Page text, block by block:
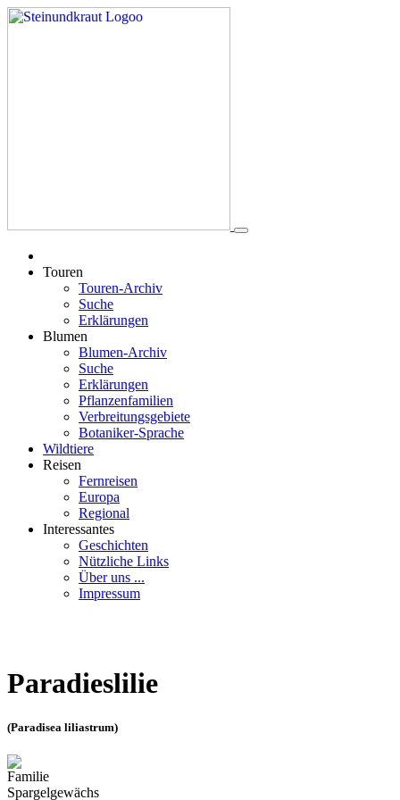
Touren
Touren-Archiv
Suche
Erklärungen
Blumen
Blumen-Archiv
Suche
Erklärungen
Pflanzenfamilien
Verbreitungsgebiete
Botaniker-Sprache
Wildtiere
Reisen
Fernreisen
Europa
Regional
Interessantes
Geschichten
Nützliche Links
Über uns ...
Impressum
Paradieslilie
(Paradisea liliastrum)
Familie
Spargelgewächs